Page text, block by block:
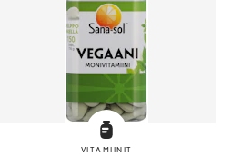
VITAMIINIT